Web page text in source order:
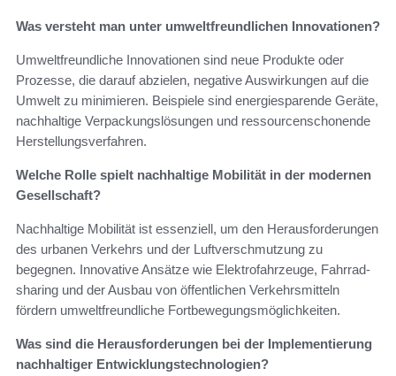
Was versteht man unter umweltfreundlichen Innovationen?
Umweltfreundliche Innovationen sind neue Produkte oder
Prozesse, die darauf abzielen, negative Auswirkungen auf die
Umwelt zu minimieren. Beispiele sind energiesparende Geräte,
nachhaltige Verpackungslösungen und ressourcenschonende
Herstellungsverfahren.
Welche Rolle spielt nachhaltige Mobilität in der modernen
Gesellschaft?
Nachhaltige Mobilität ist essenziell, um den Herausforderungen
des urbanen Verkehrs und der Luftverschmutzung zu
begegnen. Innovative Ansätze wie Elektrofahrzeuge, Fahrrad-
sharing und der Ausbau von öffentlichen Verkehrsmitteln
fördern umweltfreundliche Fortbewegungsmöglichkeiten.
Was sind die Herausforderungen bei der Implementierung
nachhaltiger Entwicklungstechnologien?